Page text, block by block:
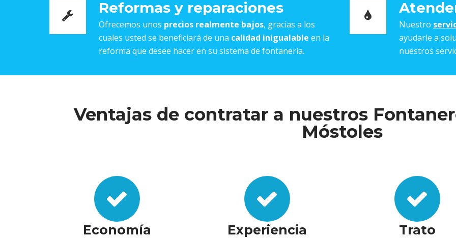
Reformas y reparaciones
Ofrecemos unos precios realmente bajos, gracias a los
cuales usted se beneficiará de una calidad inigualable en la
reforma que desee hacer en su sistema de fontanería.
Nuestro
ayudarle a
nuestros
Ventajas de contratar a nuestros
Móstoles
Economía Experiencia Trato